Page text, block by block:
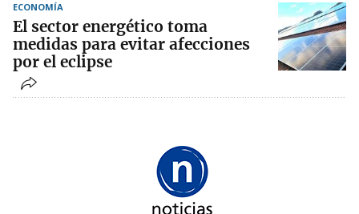
ECONOMÍA
El sector energético toma
medidas para evitar afecciones
por el eclipse